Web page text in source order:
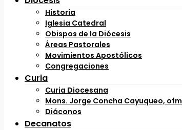
Historia
Iglesia Catedral
Obispos de la Diócesis
Áreas Pastorales
Movimientos Apostólicos
Congregaciones
Curia
Curia Diocesana
Mons. Jorge Concha Cayuqueo, ofm
Diáconos
Decanatos